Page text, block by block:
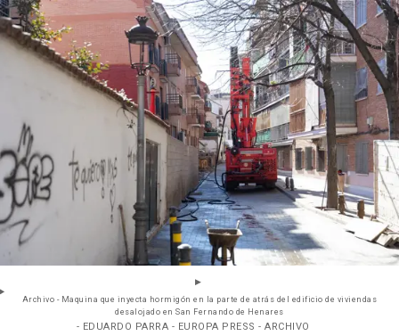
Archivo - Maquina que inyecta hormigón en la parte de atrás del edificio de viviendas
desalojado en San Fernando de Henares
- EDUARDO PARRA - EUROPA PRESS - ARCHIVO